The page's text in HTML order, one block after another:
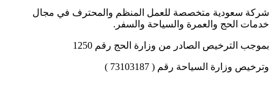
شركة سعودية متخصصة للعمل المنظم والمحترف في مجال
خدمات الحج والعمرة والسياحة والسفر.
بموجب الترخيص الصادر من وزارة الحج رقم 1250
وترخيص وزارة السياحة رقم ( 73103187 )